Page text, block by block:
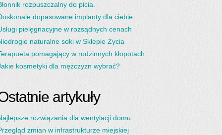
rozpuszczalny do picia.
dopasowane implanty dla ciebie.
pielęgnacyjne w rozsądnych cenach
naturalne soki w Sklepie Życia
pomagający w rodzinnych kłopotach
kosmetyki dla mężczyzn wybrać?
artykuły
rozwiązania dla wentylacji domu.
zmian w infrastrukturze miejskiej